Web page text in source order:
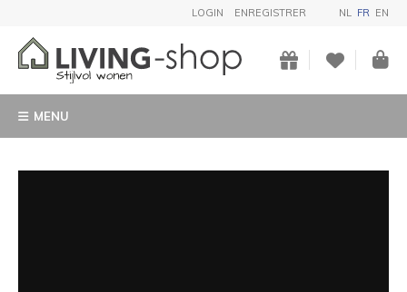
LOGIN ENREGISTRER NL FR EN
MENU